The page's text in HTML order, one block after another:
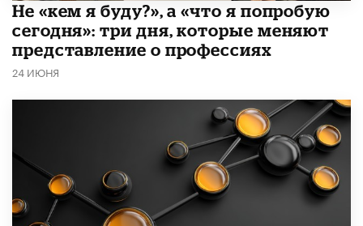
Не «кем я буду?», а «что я попробую
сегодня»: три дня, которые меняют
представление о профессиях
24 ИЮНЯ